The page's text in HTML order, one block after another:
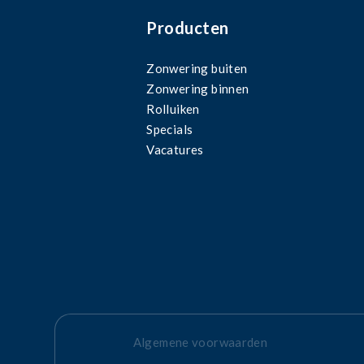
Producten
Zonwering buiten
Zonwering binnen
Rolluiken
Specials
Vacatures
Algemene voorwaarden